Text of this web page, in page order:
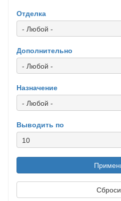
Отделка
- Любой -
Дополнительно
- Любой -
Назначение
- Любой -
Выводить по
10